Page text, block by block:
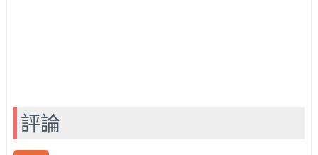
評論